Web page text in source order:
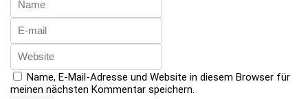
Name, E-Mail-Adresse und Website in diesem Browser für
meinen nächsten Kommentar speichern.